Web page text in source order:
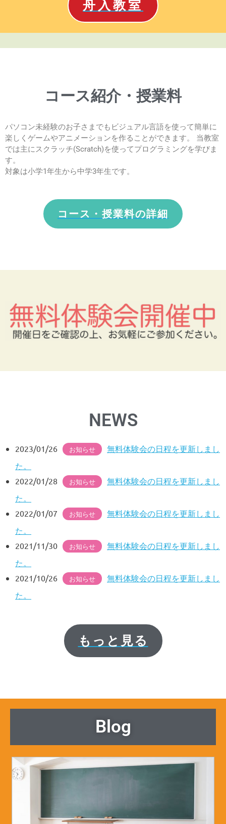
舟入教室
コース紹介・授業料
パソコン未経験のお子さまでもビジュアル言語を使って簡単に
楽しくゲームやアニメーションを作ることができます。 当教室
では主にスクラッチ(Scratch)を使ってプログラミングを学びま
す。
対象は小学1年生から中学3年生です。
コース・授業料の詳細
NEWS
2023/01/26 お知らせ
無料体験会の日程を更新しまし
た。
2022/01/28
お知らせ
無料体験会の日程を更新しまし
た。
2022/01/07
お知らせ
無料体験会の日程を更新しまし
た。
2021/11/30
お知らせ
無料体験会の日程を更新しまし
た。
2021/10/26
お知らせ
無料体験会の日程を更新しまし
た。
もっと見る
Blog